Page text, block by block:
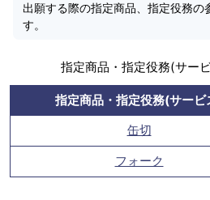
出願する際の指定商品、指定役務の
す。
指定商品・指定役務(サー
指定商品・指定役務(サービ
缶切
フォーク